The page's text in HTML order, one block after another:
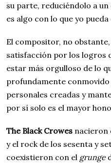
su parte, reduciéndolo a
es algo con lo que yo
El compositor, no
satisfacción por los logros
estar más orgulloso de lo
profundamente
personales creadas y
por sí solo es el mayor
The Black Crowes nacieron
y el rock de los sesenta y
coexistieron con el grunge